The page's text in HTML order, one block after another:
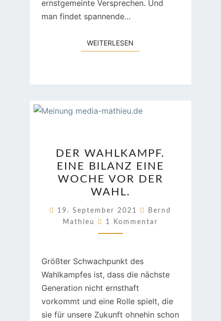
ernstgemeinte Versprechen. Und
man findet spannende…
WEITERLESEN
WAHLKAMPF.
EINE
BILANZ
EINE
WOCHE
VOR
DER
DER WAHLKAMPF.
EINE BILANZ EINE
WOCHE VOR DER
WAHL.
19. September 2021
Bernd
Mathieu
Kommentare
1 Kommentar
Größter Schwachpunkt des
Wahlkampfes ist, dass die nächste
Generation nicht ernsthaft
vorkommt und eine Rolle spielt, die
sie für unsere Zukunft ohnehin schon